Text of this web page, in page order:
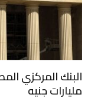
مليارات جنيه